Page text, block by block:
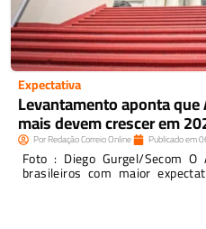
Expectativa
Levantamento aponta
mais devem crescer em
PorRedação Correio Online Publicado em
Foto : Diego Gurgel/Secom
brasileiros com maior